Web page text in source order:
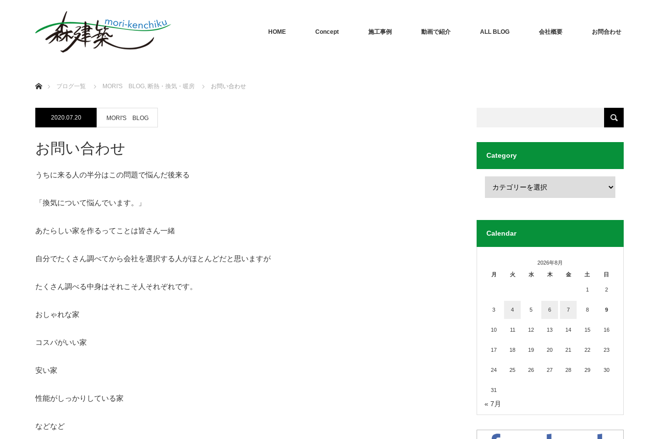
HOME Concept 施工事例 動画で紹介 ALL BLOG 会社概要 お問合わせ
ブログ一覧
MORI'S BLOG, 断熱・換気・暖房 お問い合わせ
2020.07.20 MORI'S BLOG
お問い合わせ
うちに来る人の半分はこの問題で悩んだ後来る
「換気について悩んでいます。」
あたらしい家を作るってことは皆さん一緒
自分でたくさん調べてから会社を選択する人がほとんどだと思いますが
たくさん調べる中身はそれこそ人それぞれです。
おしゃれな家
コスパがいい家
安い家
性能がしっかりしている家
などなど
Category
Calendar
2026年8月
月
火 水 木 金 土 日
1 2
3 4 5 6 7 8 9
10 11 12 13 14 15 16
17 18 19 20 21 22 23
24 25 26 27 28 29 30
31
« 7月